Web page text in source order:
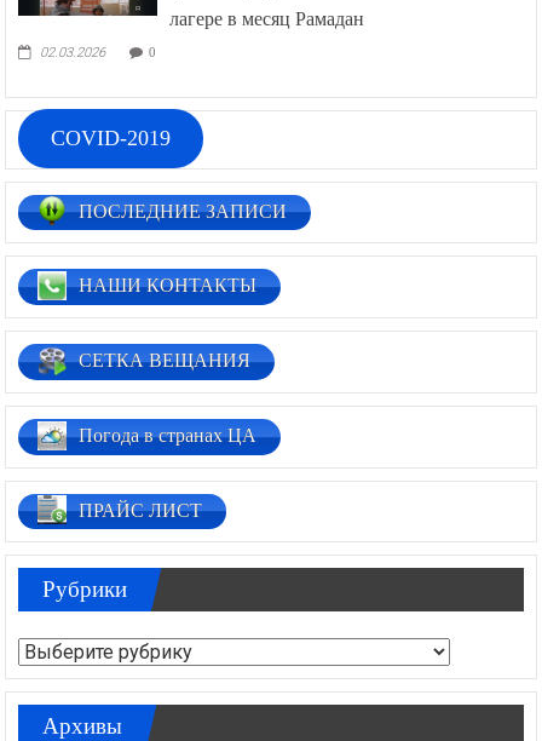
лагере в месяц Рамадан
02.03.2026 0
COVID-2019
ПОСЛЕДНИЕ ЗАПИСИ
НАШИ КОНТАКТЫ
СЕТКА ВЕЩАНИЯ
Погода в странах ЦА
ПРАЙС ЛИСТ
Рубрики
Рубрики
Архивы